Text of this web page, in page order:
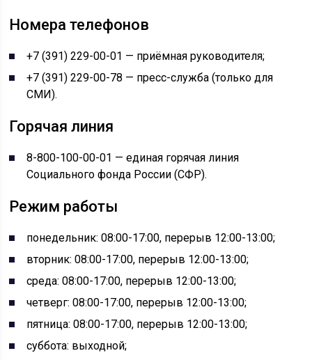
Номера телефонов
+7 (391) 229-00-01 — приёмная руководителя;
+7 (391) 229-00-78 — пресс-служба (только для
СМИ).
Горячая линия
8-800-100-00-01 — единая горячая линия
Социального фонда России (СФР).
Режим работы
понедельник: 08:00-17:00, перерыв 12:00-13:00;
вторник: 08:00-17:00, перерыв 12:00-13:00;
среда: 08:00-17:00, перерыв 12:00-13:00;
четверг: 08:00-17:00, перерыв 12:00-13:00;
пятница: 08:00-17:00, перерыв 12:00-13:00;
суббота: выходной;